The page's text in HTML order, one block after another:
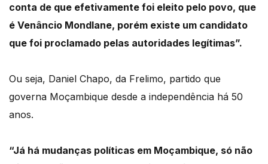
conta de que efetivamente foi eleito pelo povo, que
é Venâncio Mondlane, porém existe um candidato
que foi proclamado pelas autoridades legítimas”.
Ou seja, Daniel Chapo, da Frelimo, partido que
governa Moçambique desde a independência há 50
anos.
“Já há mudanças políticas em Moçambique, só não